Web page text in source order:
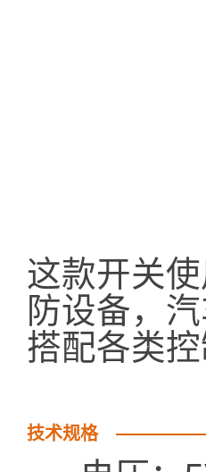
这款开关
防设备，
搭配各类
技术规格